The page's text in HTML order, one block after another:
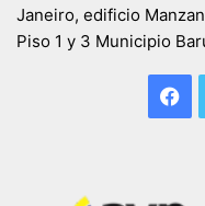
Janeiro, edificio
Piso 1 y 3 Municipio